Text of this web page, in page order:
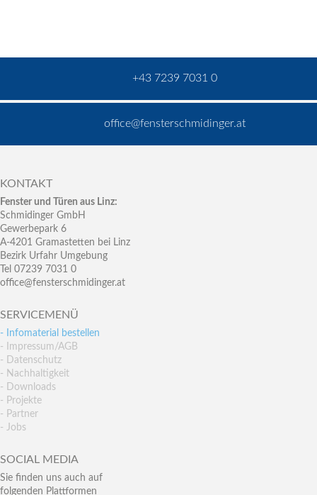
+43 7239 7031 0
office@fensterschmidinger.at
KONTAKT
Fenster und Türen aus Linz:
Schmidinger GmbH
Gewerbepark 6
A-4201 Gramastetten bei Linz
Bezirk Urfahr Umgebung
Tel 07239 7031 0
office@fensterschmidinger.at
SERVICEMENÜ
- Infomaterial bestellen
- Impressum/AGB
- Datenschutz
- Nachhaltigkeit
- Downloads
- Projekte
- Partner
- Jobs
SOCIAL MEDIA
Sie finden uns auch auf
folgenden Plattformen